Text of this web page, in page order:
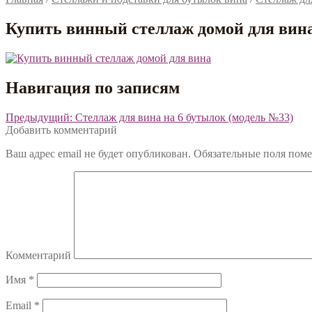
Купить винный стеллаж домой для
Навигация по записям
Предыдущий: Стеллаж для вина на 6 бутылок (модель №33)
Добавить комментарий
Ваш адрес email не будет опубликован. Обязательные поля
Комментарий
Имя *
Email *